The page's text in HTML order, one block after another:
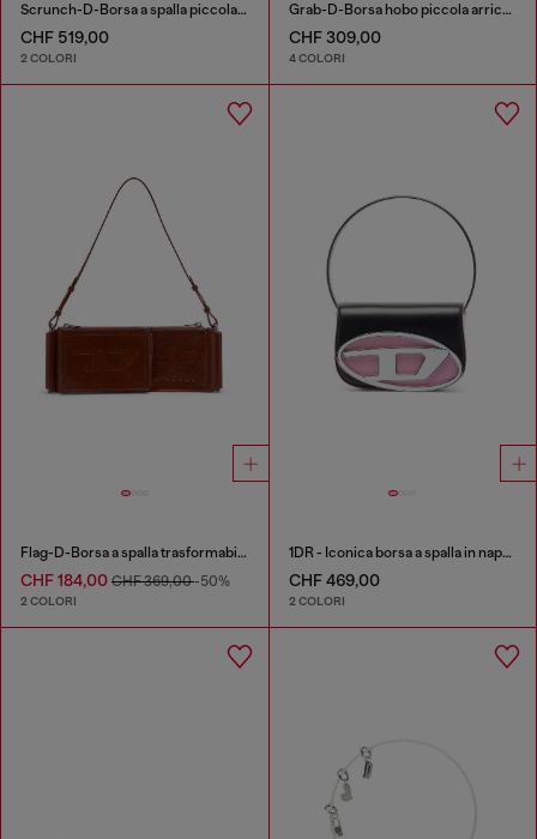
Scrunch-D-Borsa a spalla piccola arricciata in pelle lucida
CHF 519,00
2 COLORI
Grab-D-Borsa hobo piccola arricciata
CHF 309,00
4 COLORI
Flag-D-Borsa a spalla trasformabile con logo a rilievo
CHF 184,00 CHF 369,00-50%
2 COLORI
1DR - Iconica borsa a spalla in nappa
CHF 469,00
2 COLORI